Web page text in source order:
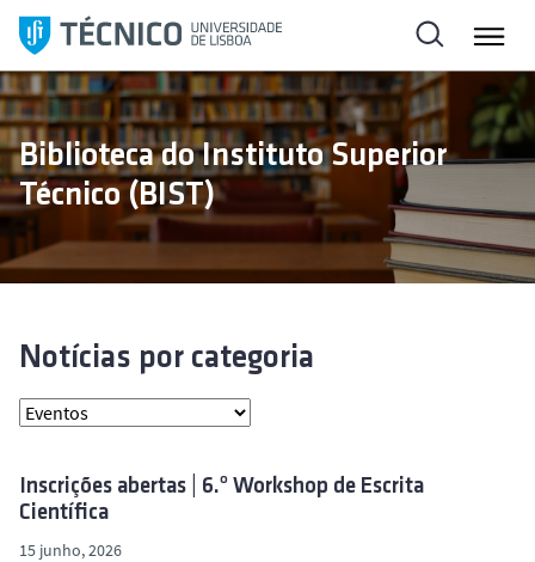
i
p
t
o
c
o
t
Biblioteca do Instituto Superior
Técnico (BIST)
Notícias por categoria
Inscrições abertas | 6.º Workshop de Escrita
Científica
15 junho, 2026